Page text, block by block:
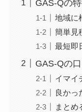
GAS-Qの
地域に
簡単見
最短即
GAS-Qの
イマイ
良かっ
まと